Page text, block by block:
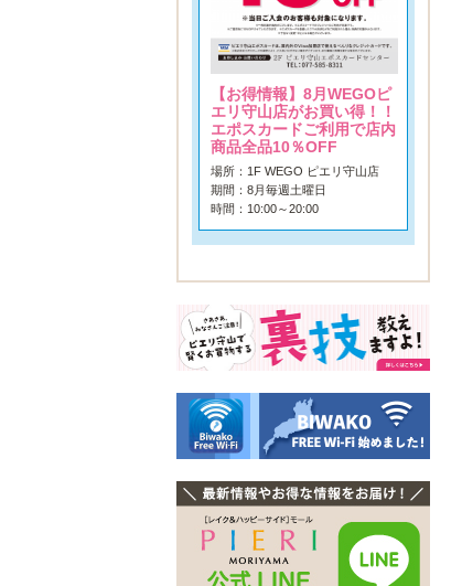
【お得情報】8月WEGOピ
エリ守山店がお買い得！！
エポスカードご利用で店内
商品全品10％OFF
場所：1F WEGO ピエリ守山店
期間：8月毎週土曜日
時間：10:00～20:00